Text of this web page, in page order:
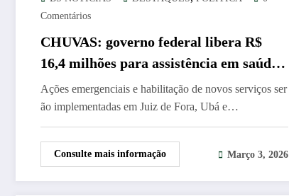
Comentários
CHUVAS: governo federal libera R$
16,4 milhões para assistência em saúde
na Zona da Mata mineira
Ações emergenciais e habilitação de novos serviços ser
ão implementadas em Juiz de Fora, Ubá e…
Consulte mais informação Março 3, 2026